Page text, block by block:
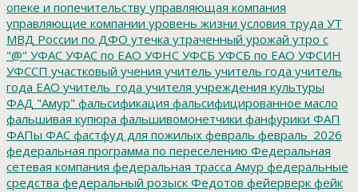
опеке и попечительству управляющая компания
управляющие компании уровень жизни условия труда УТ
МВД России по ДФО утечка утраченный урожай утро с
"@" УФАС УФАС по ЕАО УФНС УФСБ УФСБ по ЕАО УФСИН
УФССП участковый учения учитель учитель года учитель
года ЕАО учитель_года учителя учреждения культуры
ФАД "Амур" фальсификация фальсифицированное масло
фальшивая купюра фальшивомонетчики фанфурики ФАП
ФАПы ФАС фастфуд для пожилых февраль февраль_2026
федеральная программа по переселению Федеральная
сетевая компания федеральная трасса Амур федеральные
средства федеральный розыск Федотов фейерверк фейк